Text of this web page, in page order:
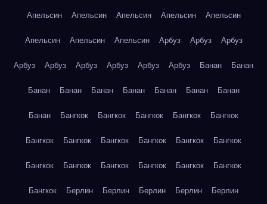
Апельсин Апельсин Апельсин Апельсин Апельсин
Апельсин Апельсин Апельсин Арбуз Арбуз Арбуз
Арбуз Арбуз Арбуз Арбуз Арбуз Арбуз Банан Банан
Банан Банан Банан Банан Банан Банан Банан
Банан Бангкок Бангкок Бангкок Бангкок Бангкок
Бангкок Бангкок Бангкок Бангкок Бангкок Бангкок
Бангкок Бангкок Бангкок Бангкок Бангкок Бангкок
Бангкок Берлин Берлин Берлин Берлин Берлин